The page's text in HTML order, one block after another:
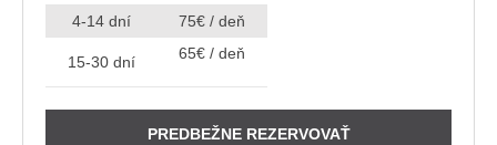
4-14 dní
75€ / deň
15-30 dní 65€ / deň
PREDBEŽNE REZERVOVAŤ